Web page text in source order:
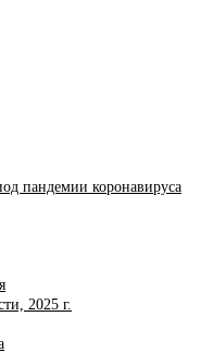
пандемии коронавируса
2025 г.